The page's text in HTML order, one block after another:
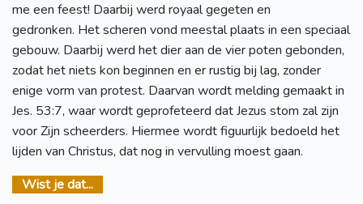
me een feest! Daarbij werd royaal gegeten en
gedronken. Het scheren vond meestal plaats in een speciaal
gebouw. Daarbij werd het dier aan de vier poten gebonden,
zodat het niets kon beginnen en er rustig bij lag, zonder
enige vorm van protest. Daarvan wordt melding gemaakt in
Jes. 53:7, waar wordt geprofeteerd dat Jezus stom zal zijn
voor Zijn scheerders. Hiermee wordt figuurlijk bedoeld het
lijden van Christus, dat nog in vervulling moest gaan.
Wist je dat...